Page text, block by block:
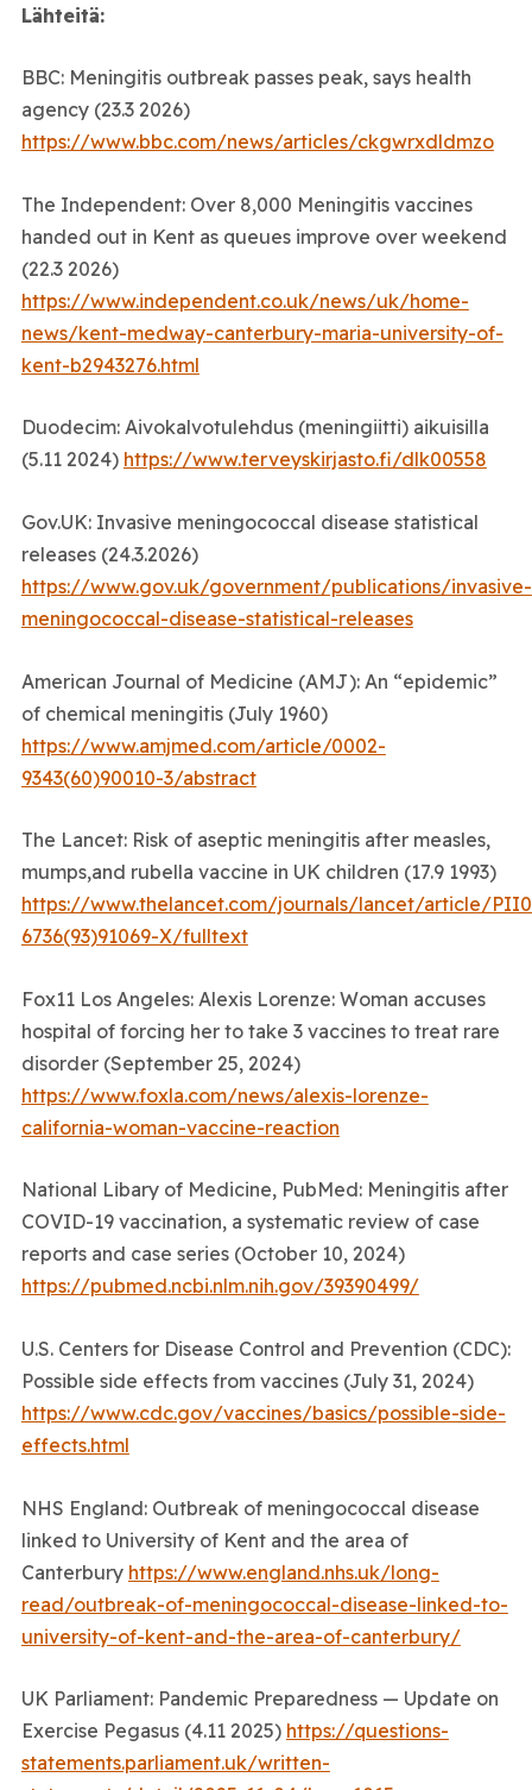
Lähteitä:
BBC: Meningitis outbreak passes peak, says health
agency (23.3 2026)
https://www.bbc.com/news/articles/ckgwrxdldmzo
The Independent: Over 8,000 Meningitis vaccines
handed out in Kent as queues improve over weekend
(22.3 2026)
https://www.independent.co.uk/news/uk/home-
news/kent-medway-canterbury-maria-university-of-
kent-b2943276.html
Duodecim: Aivokalvotulehdus (meningiitti) aikuisilla
(5.11 2024) https://www.terveyskirjasto.fi/dlk00558
Gov.UK: Invasive meningococcal disease statistical
releases (24.3.2026)
https://www.gov.uk/government/publications/invasive-
meningococcal-disease-statistical-releases
American Journal of Medicine (AMJ): An “epidemic”
of chemical meningitis (July 1960)
https://www.amjmed.com/article/0002-
9343(60)90010-3/abstract
The Lancet: Risk of aseptic meningitis after measles,
mumps,and rubella vaccine in UK children (17.9 1993)
https://www.thelancet.com/journals/lancet/article/
6736(93)91069-X/fulltext
Fox11 Los Angeles: Alexis Lorenze: Woman accuses
hospital of forcing her to take 3 vaccines to treat rare
disorder (September 25, 2024)
https://www.foxla.com/news/alexis-lorenze-
california-woman-vaccine-reaction
National Libary of Medicine, PubMed: Meningitis after
COVID-19 vaccination, a systematic review of case
reports and case series (October 10, 2024)
https://pubmed.ncbi.nlm.nih.gov/39390499/
U.S. Centers for Disease Control and Prevention (CDC):
Possible side effects from vaccines (July 31, 2024)
https://www.cdc.gov/vaccines/basics/possible-side-
effects.html
NHS England: Outbreak of meningococcal disease
linked to University of Kent and the area of
Canterbury https://www.england.nhs.uk/long-
read/outbreak-of-meningococcal-disease-linked-to-
university-of-kent-and-the-area-of-canterbury/
UK Parliament: Pandemic Preparedness — Update on
Exercise Pegasus (4.11 2025) https://questions-
statements.parliament.uk/written-